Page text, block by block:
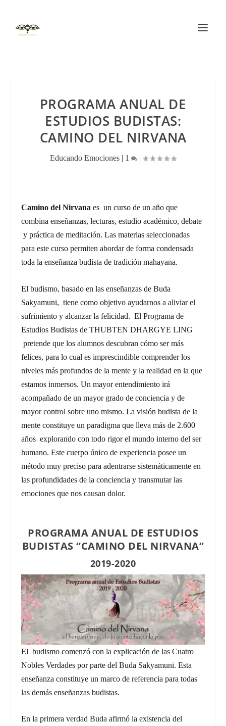
PROGRAMA ANUAL DE
ESTUDIOS BUDISTAS:
CAMINO DEL NIRVANA
Educando Emociones | 1 |
Camino del Nirvana es un curso de un año que
combina enseñanzas, lecturas, estudio académico, debate
y práctica de meditación. Las materias seleccionadas
para este curso permiten abordar de forma condensada
toda la enseñanza budista de tradición mahayana.
El budismo, basado en las enseñanzas de Buda
Sakyamuni, tiene como objetivo ayudarnos a aliviar el
sufrimiento y alcanzar la felicidad. El Programa de
Estudios Budistas de THUBTEN DHARGYE LING
pretende que los alumnos descubran cómo ser más
felices, para lo cual es imprescindible comprender los
niveles más profundos de la mente y la realidad en la que
estamos inmersos. Un mayor entendimiento irá
acompañado de un mayor grado de conciencia y de
mayor control sobre uno mismo. La visión budista de la
mente constituye un paradigma que lleva más de 2.600
años explorando con todo rigor el mundo interno del ser
humano. Este cuerpo único de experiencia posee un
método muy preciso para adentrarse sistemáticamente en
las profundidades de la conciencia y transmutar las
emociones que nos causan dolor.
PROGRAMA ANUAL DE ESTUDIOS
BUDISTAS “CAMINO DEL NIRVANA”
2019-2020
El budismo comenzó con la explicación de las Cuatro
Nobles Verdades por parte del Buda Sakyamuni. Esta
enseñanza constituye un marco de referencia para todas
las demás enseñanzas budistas.
En la primera verdad Buda afirmó la existencia del